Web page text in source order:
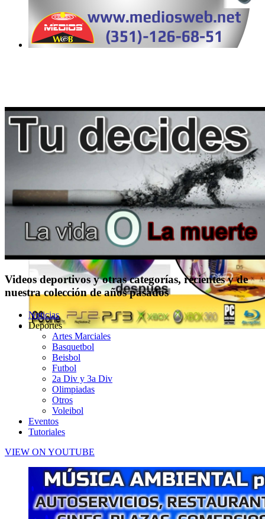
Videos deportivos y otras categorías, recientes y de
nuestra colección de años pasados
Noticias
Deportes
Artes Marciales
Basquetbol
Beisbol
Futbol
2a Div y 3a Div
Olimpiadas
Otros
Voleibol
Eventos
Tutoriales
VIEW ON YOUTUBE